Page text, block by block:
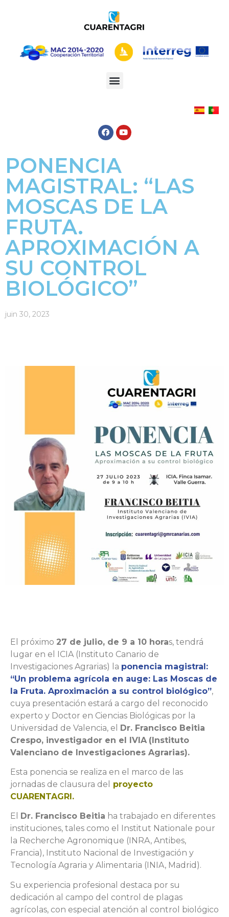
PONENCIA
MAGISTRAL: “LAS
MOSCAS DE LA
FRUTA.
APROXIMACIÓN A
SU CONTROL
BIOLÓGICO”
juin 30, 2023
El próximo 27 de julio, de 9 a 10 horas, tendrá
lugar en el ICIA (Instituto Canario de
Investigaciones Agrarias) la ponencia magistral:
“Un problema agrícola en auge: Las Moscas de
la Fruta. Aproximación a su control biológico”,
cuya presentación estará a cargo del reconocido
experto y Doctor en Ciencias Biológicas por la
Universidad de Valencia, el Dr. Francisco Beitia
Crespo, investigador en el IVIA (Instituto
Valenciano de Investigaciones Agrarias).
Esta ponencia se realiza en el marco de las
jornadas de clausura del
proyecto
CUARENTAGRI.
El Dr. Francisco Beitia ha trabajado en diferentes
instituciones, tales como el Institut Nationale pour
la Recherche Agronomique (INRA, Antibes,
Francia), Instituto Nacional de Investigación y
Tecnología Agraria y Alimentaria (INIA, Madrid).
Su experiencia profesional destaca por su
dedicación al campo del control de plagas
agrícolas, con especial atención al control biológico